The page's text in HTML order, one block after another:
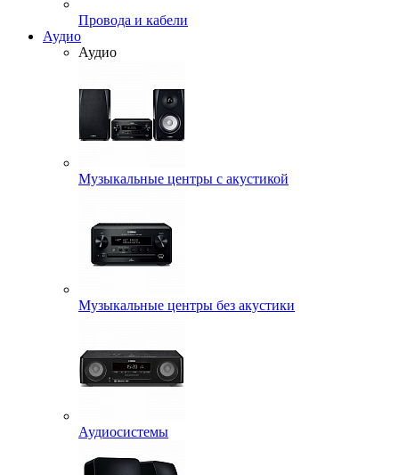
Провода и кабели
Аудио
Аудио
Музыкальные центры с акустикой
Музыкальные центры без акустики
Аудиосистемы